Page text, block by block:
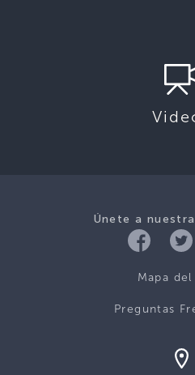
Únete a
Mapa
Preguntas